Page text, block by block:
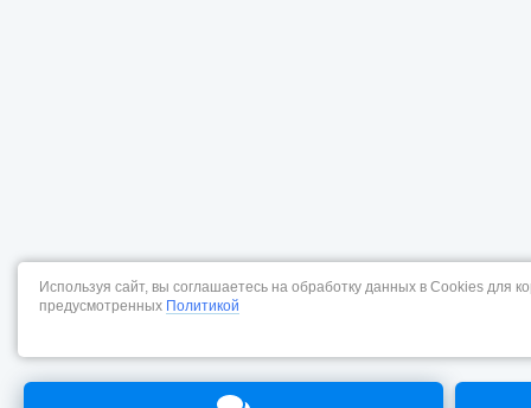
Используя сайт, вы соглашаетесь на обработку данных в Cookies для
предусмотренных Политикой